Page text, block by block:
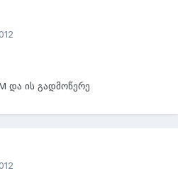
და ის გადმოწერე